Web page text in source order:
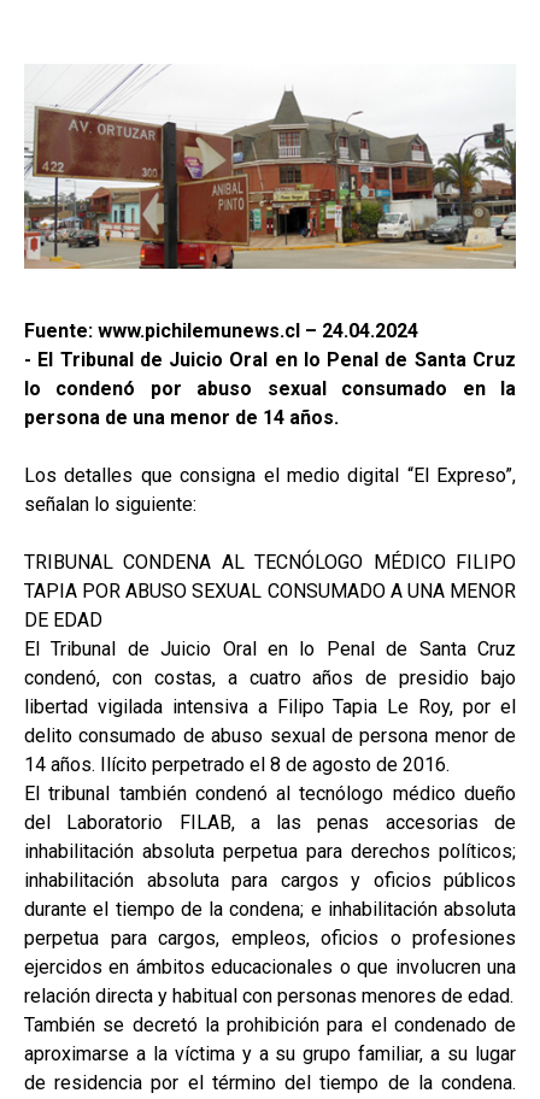
Fuente: www.pichilemunews.cl – 24.04.2024
- El Tribunal de Juicio Oral en lo Penal de Santa Cruz
lo condenó por abuso sexual consumado en la
persona de una menor de 14 años.
Los detalles que consigna el medio digital “El Expreso”,
señalan lo siguiente:
TRIBUNAL CONDENA AL TECNÓLOGO MÉDICO FILIPO
TAPIA POR ABUSO SEXUAL CONSUMADO A UNA MENOR
DE EDAD
El Tribunal de Juicio Oral en lo Penal de Santa Cruz
condenó, con costas, a cuatro años de presidio bajo
libertad vigilada intensiva a Filipo Tapia Le Roy, por el
delito consumado de abuso sexual de persona menor de
14 años. Ilícito perpetrado el 8 de agosto de 2016.
El tribunal también condenó al tecnólogo médico dueño
del Laboratorio FILAB, a las penas accesorias de
inhabilitación absoluta perpetua para derechos políticos;
inhabilitación absoluta para cargos y oficios públicos
durante el tiempo de la condena; e inhabilitación absoluta
perpetua para cargos, empleos, oficios o profesiones
ejercidos en ámbitos educacionales o que involucren una
relación directa y habitual con personas menores de edad.
También se decretó la prohibición para el condenado de
aproximarse a la víctima y a su grupo familiar, a su lugar
de residencia por el término del tiempo de la condena.